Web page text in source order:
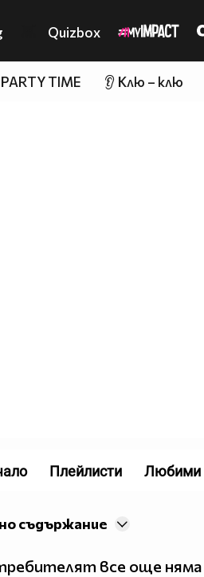
Quizbox
TIME 👂 Клю – клю
съдържание
все още няма
Плейлисти Любими